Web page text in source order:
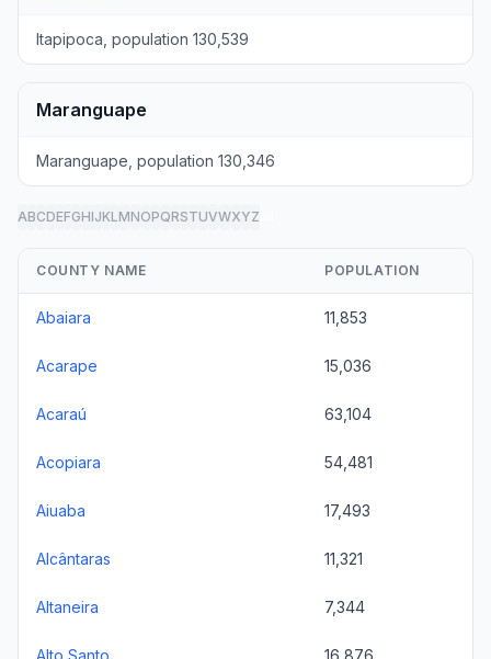
Itapipoca, population 130,539
Maranguape
Maranguape, population 130,346
ABCDEFGHIJKLMNOPQRSTUVWXYZ
COUNTY NAME POPULATION
Abaiara 11,853
Acarape 15,036
Acaraú 63,104
Acopiara 54,481
Aiuaba 17,493
Alcântaras 11,321
Altaneira 7,344
Alto Santo 16,876